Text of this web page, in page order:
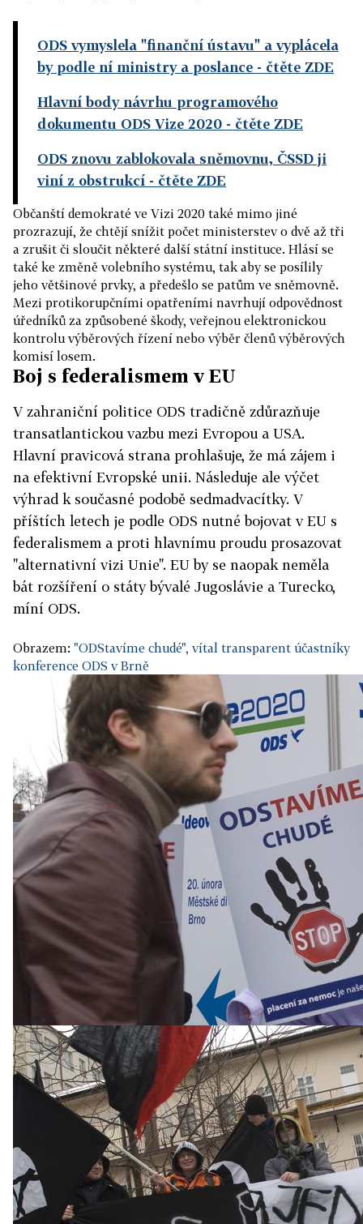
ODS vymyslela "finanční ústavu" a vyplácela
by podle ní ministry a poslance - čtěte ZDE
Hlavní body návrhu programového
dokumentu ODS Vize 2020 - čtěte ZDE
ODS znovu zablokovala sněmovnu, ČSSD ji
viní z obstrukcí - čtěte ZDE
Občanští demokraté ve Vizi 2020 také mimo jiné
prozrazují, že chtějí snížit počet ministerstev o dvě až tři
a zrušit či sloučit některé další státní instituce. Hlásí se
také ke změně volebního systému, tak aby se posílily
jeho většinové prvky, a předešlo se patům ve sněmovně.
Mezi protikorupčními opatřeními navrhují odpovědnost
úředníků za způsobené škody, veřejnou elektronickou
kontrolu výběrových řízení nebo výběr členů výběrových
komisí losem.
Boj s federalismem v EU
V zahraniční politice ODS tradičně zdůrazňuje
transatlantickou vazbu mezi Evropou a USA.
Hlavní pravicová strana prohlašuje, že má zájem i
na efektivní Evropské unii. Následuje ale výčet
výhrad k současné podobě sedmadvacítky. V
příštích letech je podle ODS nutné bojovat v EU s
federalismem a proti hlavnímu proudu prosazovat
"alternativní vizi Unie". EU by se naopak neměla
bát rozšíření o státy bývalé Jugoslávie a Turecko,
míní ODS.
Obrazem: "ODStavíme chudé", vítal transparent účastníky
konference ODS v Brně